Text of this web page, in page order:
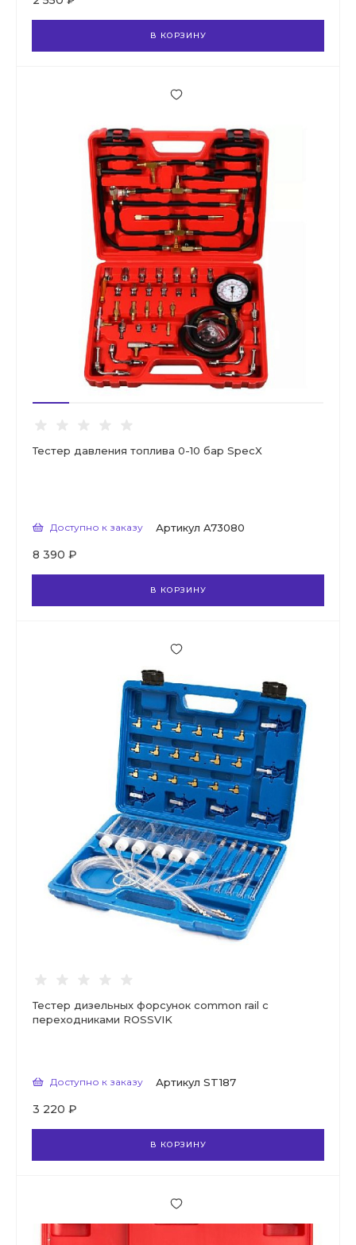
В КОРЗИНУ
Тестер давления топлива 0-10 бар SpecX
Доступно к заказу Артикул A73080
8 390 ₽
В КОРЗИНУ
Тестер дизельных форсунок common rail с
переходниками ROSSVIK
Доступно к заказу Артикул ST187
3 220 ₽
В КОРЗИНУ